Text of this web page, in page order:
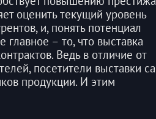
оценить текущий уровень
и, понять потенциал
– то, что выставка
Ведь в отличие от
посетители выставки
продукции. И этим